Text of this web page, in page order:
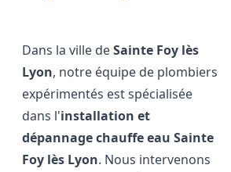
Dans la ville deSainte Foy lès
Lyon, notre équipe de plombiers
expérimentés est spécialisée
dans l'installation et
dépannage chauffe eau Sainte
Foy lès Lyon. Nous intervenons